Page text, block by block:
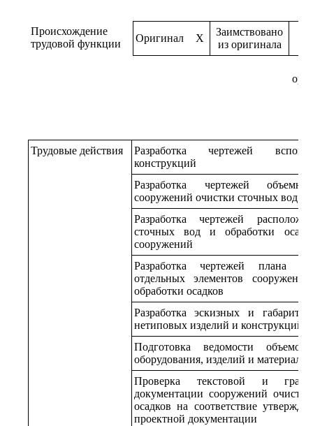
Происхождение
трудовой функции
Оригинал X
Заимствовано
из оригинала
Трудовые действия
Разработка чертежей
конструкций
Разработка чертежей
сооружений очистки сточных вод и
Разработка чертежей
сточных вод и обработки
сооружений
Разработка чертежей плана
отдельных элементов
обработки осадков
Разработка эскизных и
нетиповых изделий и конструкций
Подготовка ведомости
оборудования, изделий и материалов
Проверка текстовой и
документации сооружений
осадков на соответствие
проектной документации